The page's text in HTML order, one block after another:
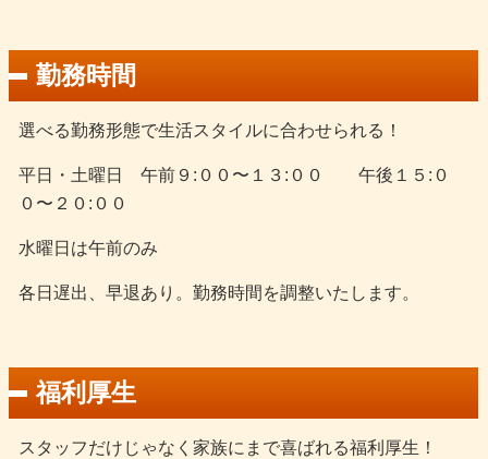
勤務時間
選べる勤務形態で生活スタイルに合わせられる！
平日・土曜日 午前９:００〜１３:００ 午後１５:０
０〜２０:００
水曜日は午前のみ
各日遅出、早退あり。勤務時間を調整いたします。
福利厚生
スタッフだけじゃなく家族にまで喜ばれる福利厚生！